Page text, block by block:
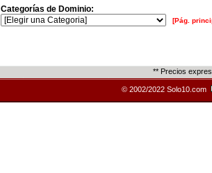
Categorías de Dominio:
[Pág.
** Precios
© 2002/2022 Solo10.com